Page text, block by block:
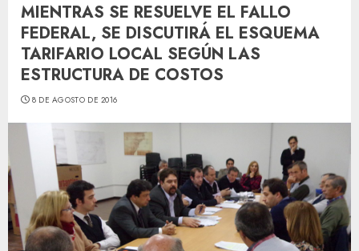
MIENTRAS SE RESUELVE EL FALLO
FEDERAL, SE DISCUTIRÁ EL ESQUEMA
TARIFARIO LOCAL SEGÚN LAS
ESTRUCTURA DE COSTOS
8 DE AGOSTO DE 2016